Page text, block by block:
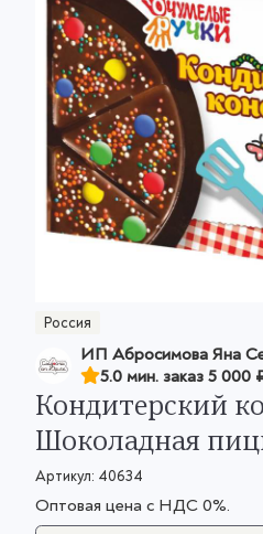
Россия
ИП Абросимова Яна
5.0 мин. заказ5 000
Кондитерский
Шоколадная
Артикул: 40634
Оптовая цена с НДС 0%.